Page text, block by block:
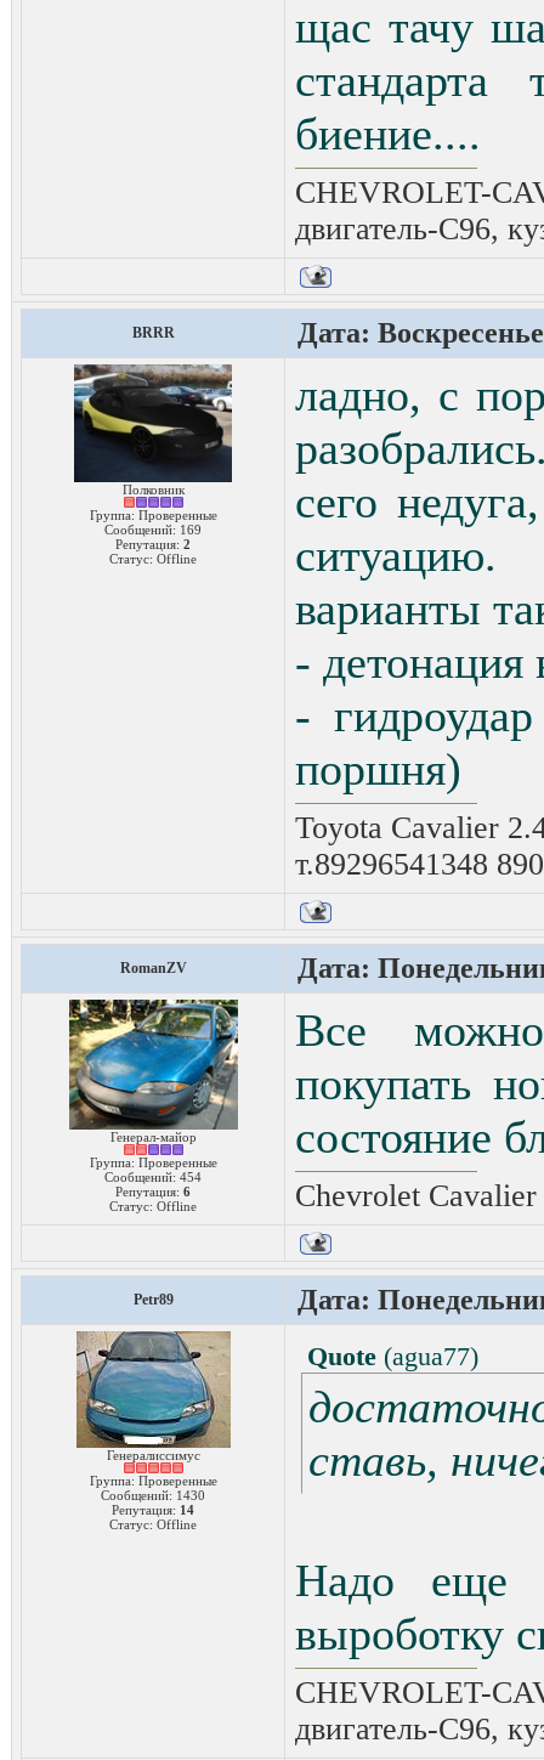
щас тачу
биение....
CHEVROLET-
двигатель-C96,
BRRR Дата:
Полковник
Группа: Проверенные
Сообщений: 169
Репутация: 2
Статус: Offline
ладно, с
сего
ситуацию.
варианты
- детонация
-
поршня)
Toyota Cavalier
т.89296541348
RomanZV Дата:
Генерал-майор
Группа: Проверенные
Сообщений: 454
Репутация: 6
Статус: Offline
Все
покупать
состояние
Chevrolet
Petr89 Дата:
Генералиссимус
Группа: Проверенные
Сообщений: 1430
Репутация: 14
Статус: Offline
Quote (agua77)
ставь,
Надо еще
выроботку
CHEVROLET-
двигатель-C96,